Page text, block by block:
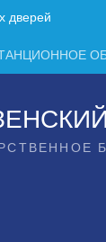
дверей